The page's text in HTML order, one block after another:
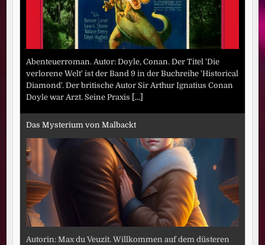
Abenteuerroman. Autor: Doyle, Conan. Der Titel 'Die
verlorene Welt' ist der Band 9 in der Buchreihe 'Historical
Diamond'. Der britische Autor Sir Arthur Ignatius Conan
Doyle war Arzt. Seine Praxis [...]
Das Mysterium von Malbackt
Autorin: Max du Veuzit. Willkommen auf dem düsteren